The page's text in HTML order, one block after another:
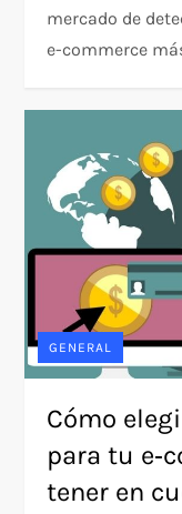
mercado de
e-commerce
GENERAL
Cómo
para tu
tener en